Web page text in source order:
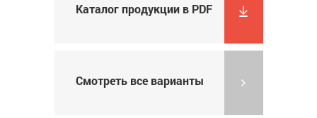
Каталог продукции в PDF
Смотреть все варианты